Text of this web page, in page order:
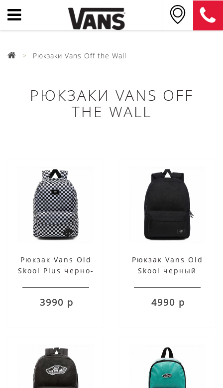
Рюкзаки Vans Off the Wall
РЮКЗАКИ VANS OFF
THE WALL
Рюкзак Vans Old
Skool Plus черно-
3990 р
Рюкзак Vans Old
Skool черный
4990 р